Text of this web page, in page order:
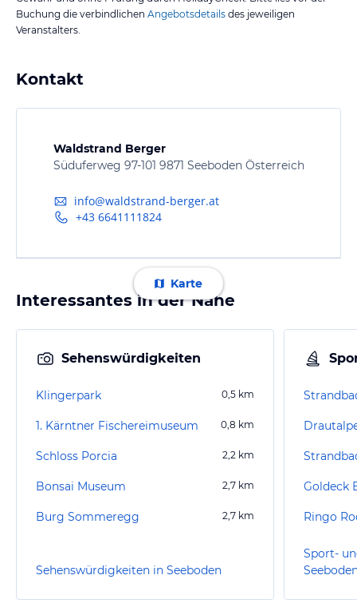
Buchung die verbindlichen Angebotsdetails des jeweiligen
Veranstalters.
Kontakt
Waldstrand Berger
Süduferweg 97-101 9871 Seeboden Österreich
info@waldstrand-berger.at
+43 6641111824
Karte
Interessantes in der Nähe
Sehenswürdigkeiten
Klingerpark 0,5 km
1. Kärntner Fischereimuseum 0,8 km
Schloss Porcia 2,2 km
Bonsai Museum 2,7 km
Burg Sommeregg 2,7 km
Sehenswürdigkeiten in Seeboden
Goldeck
Ringo
Sport-